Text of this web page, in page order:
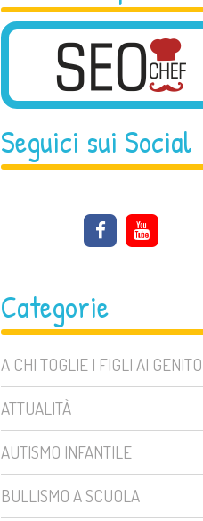
Seguici sui Social
Categorie
A CHI TOGLIE I FIGLI AI
ATTUALITÀ
AUTISMO INFANTILE
BULLISMO A SCUOLA